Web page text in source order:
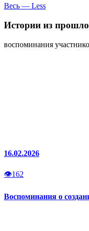
Весь — Less
Истории из
воспоминания
16.02.2026
👁162
Воспоминания о